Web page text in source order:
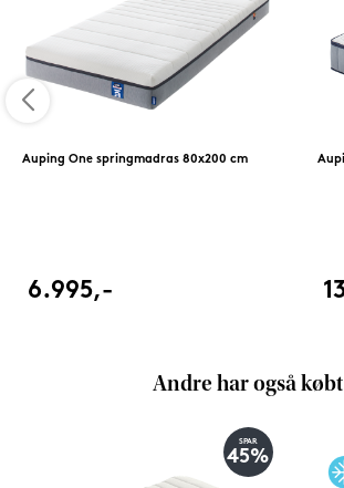
Auping One springmadras 80x200 cm
6.995,-
Andre har også købt
SPAR
45%